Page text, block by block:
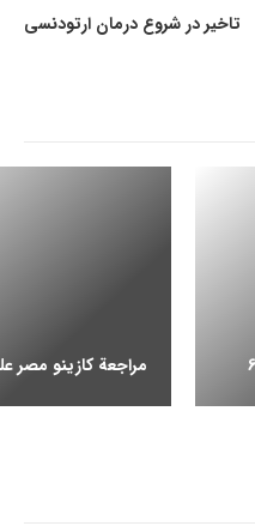
تاخیر در شروع درمان ارتودنسی
مراجعة كازينو مصر على